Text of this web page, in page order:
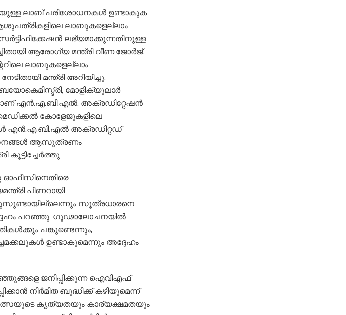
ലാബ് പരിശോധനകൾ ഉണ്ടാകുക
ലാബുകളെല്ലാം
ലഭ്യമാക്കുന്നതിനുള്ള
ആരോഗ്യ മന്ത്രി വീണ ജോർജ്.
ലാബുകളെല്ലാം
മന്ത്രി അറിയിച്ചു.
മോളിക്യുലാർ
എൻ.എ.ബി.എൽ. അക്രഡിറ്റേഷൻ
മെഡിക്കൽ കോളേജുകളിലെ
എൻ.എ.ബി.എൽ അക്രഡിറ്റഡ്
ആസൂത്രണം
കൂട്ടിച്ചേർത്തു.
ഓഫീസിനെതിരെ
പിണറായി
സൂത്രധാരനെ
പറഞ്ഞു. ഗൂഢാലോചനയിൽ
പങ്കുണ്ടെന്നും,
ഉണ്ടാകുമെന്നും അദ്ദേഹം
ജനിപ്പിക്കുന്ന ഐവിഎഫ്‌
നിർമിത ബുദ്ധിക്ക്‌ കഴിയുമെന്ന്‌
കൃത്യതയും കാര്യക്ഷമതയും